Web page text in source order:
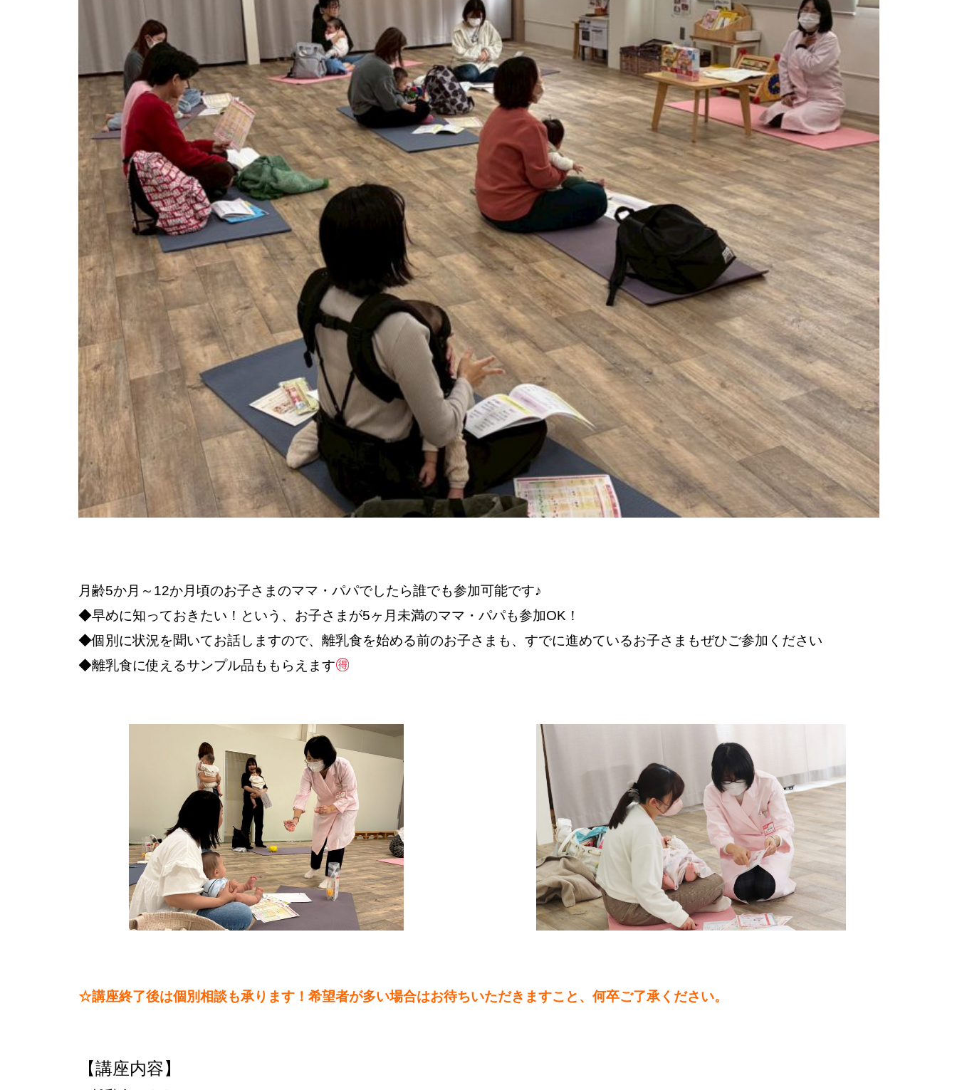
月齢5か月～12か月頃のお子さまのママ・パパでしたら誰でも参加可能です♪
◆早めに知っておきたい！という、お子さまが5ヶ月未満のママ・パパも参加OK！
◆個別に状況を聞いてお話しますので、離乳食を始める前のお子さまも、すでに進めているお子さまもぜひご参加ください
◆離乳食に使えるサンプル品ももらえます
☆講座終了後は個別相談も承ります！ 希望者が多い場合はお待ちいただきますこと、何卒ご了承ください。
【講座内容】